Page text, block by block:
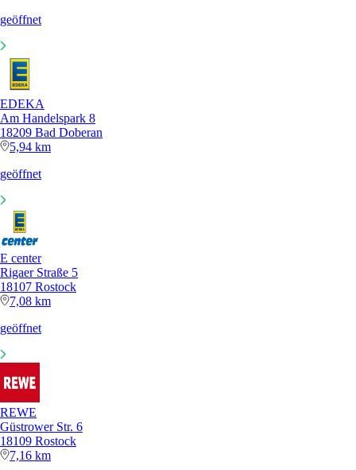
geöffnet
EDEKA
Am Handelspark 8
18209 Bad Doberan
5,94 km
geöffnet
E center
Rigaer Straße 5
18107 Rostock
7,08 km
geöffnet
REWE
Güstrower Str. 6
18109 Rostock
7,16 km